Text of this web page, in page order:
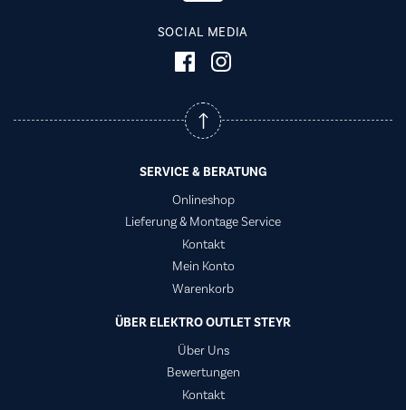
SOCIAL MEDIA
SERVICE & BERATUNG
Onlineshop
Lieferung & Montage Service
Kontakt
Mein Konto
Warenkorb
ÜBER ELEKTRO OUTLET STEYR
Über Uns
Bewertungen
Kontakt